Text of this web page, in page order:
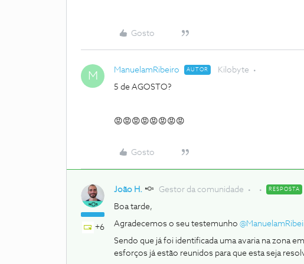
Gosto
M ManuelamRibeiro AUTOR Kilobyte
5 de AGOSTO?
😡😡😡😡😡😡😡😡
Gosto
+6
João H. Gestor da comunidade RESPOSTA
Boa tarde,
Agradecemos o seu testemunho ​
Sendo que já foi identificada uma avaria na zona
esforços já estão reunidos para que esta seja